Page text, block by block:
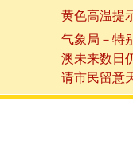
黄色高温提
气象局－特
澳未来数日
请市民留意